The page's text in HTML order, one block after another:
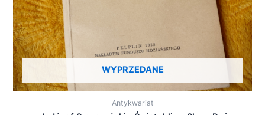
WYPRZEDANE
Antykwariat